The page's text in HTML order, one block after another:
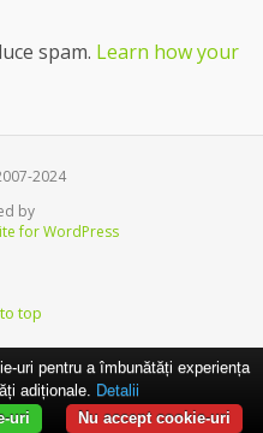
spam. Learn how your
2024
by
for WordPress
top
uri pentru a îmbunătăți experiența
adiționale. Detalii
Nu accept cookie-uri
uri